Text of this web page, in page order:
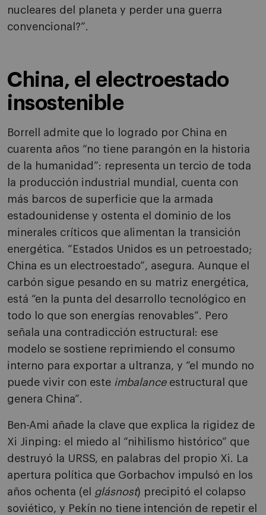
nucleares del planeta y perder una guerra
convencional?”.
China, el electroestado
insostenible
Borrell admite que lo logrado por China en
cuarenta años “no tiene parangón en la historia
de la humanidad”: representa un tercio de toda
la producción industrial mundial, cuenta con
más barcos de superficie que la armada
estadounidense y ostenta el dominio de los
minerales críticos que alimentan la transición
energética. “Estados Unidos es un petroestado;
China es un electroestado”, asegura. Aunque el
carbón sigue pesando en su matriz energética,
está “en la punta del desarrollo tecnológico en
todo lo que son energías renovables”. Pero
señala una contradicción estructural: ese
modelo se sostiene reprimiendo el consumo
interno para exportar a ultranza, y “el mundo no
puede vivir con este imbalanceestructural que
genera China”.
Ben-Ami añade la clave que explica la rigidez de
Xi Jinping: el miedo al “nihilismo histórico” que
destruyó la URSS, en palabras del propio Xi. La
apertura política que Gorbachov impulsó en los
años ochenta (el
glásnost) precipitó el colapso
soviético, y Pekín no tiene intención de repetir el